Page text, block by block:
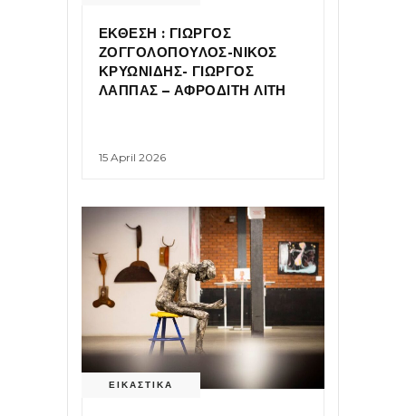
ΕΚΘΕΣΗ : ΓΙΩΡΓΟΣ
ΖΟΓΓΟΛΟΠΟΥΛΟΣ-ΝΙΚΟΣ
ΚΡΥΩΝΙΔΗΣ- ΓΙΩΡΓΟΣ
ΛΑΠΠΑΣ – ΑΦΡΟΔΙΤΗ ΛΙΤΗ
15 April 2026
ΕΙΚΑΣΤΙΚΑ